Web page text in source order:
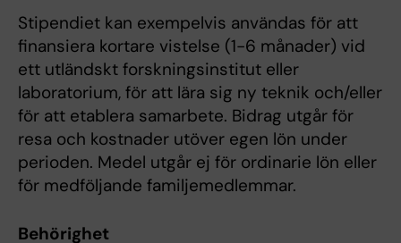
Stipendiet kan exempelvis användas för att
finansiera kortare vistelse (1-6 månader) vid
ett utländskt forskningsinstitut eller
laboratorium, för att lära sig ny teknik och/eller
för att etablera samarbete. Bidrag utgår för
resa och kostnader utöver egen lön under
perioden. Medel utgår ej för ordinarie lön eller
för medföljande familjemedlemmar.
Behörighet